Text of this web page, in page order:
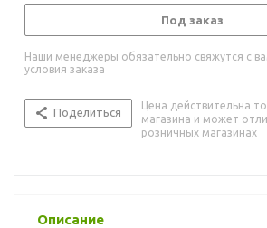
Под заказ
Наши менеджеры обязательно свяжутся с
условия заказа
Поделиться
Цена действительна
магазина и может
розничных магазинах
Описание